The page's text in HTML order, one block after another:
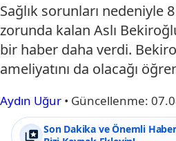
Sağlık sorunları nedeniyle
zorunda kalan Aslı
bir haber daha verdi.
ameliyatını da olacağı
Aydın Uğur • Güncellenme:
Son Dakika ve Önemli